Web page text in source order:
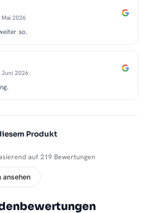
Mai 2026
so.
Juni 2026
Produkt
auf 219 Bewertungen
ansehen